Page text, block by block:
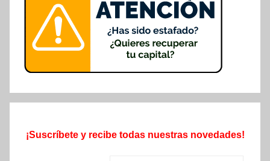
¡Suscríbete y recibe todas nuestras novedades!